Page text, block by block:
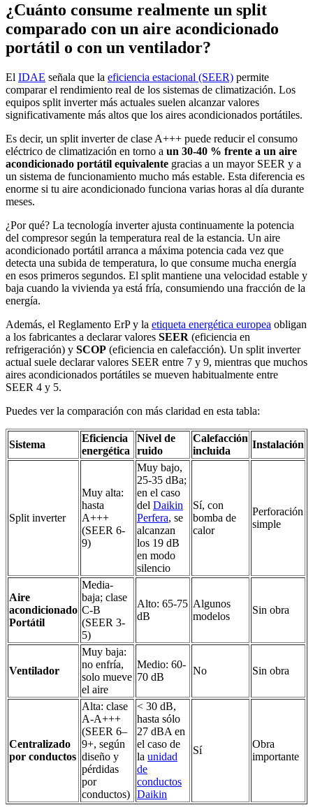
¿Cuánto consume realmente un split
comparado con un aire acondicionado
portátil o con un ventilador?
El IDAE señala que la eficiencia estacional (SEER) permite
comparar el rendimiento real de los sistemas de climatización. Los
equipos split inverter más actuales suelen alcanzar valores
significativamente más altos que los aires acondicionados portátiles.
Es decir, un split inverter de clase A+++ puede reducir el consumo
eléctrico de climatización en torno a un 30-40 % frente a un aire
acondicionado portátil equivalente gracias a un mayor SEER y a
un sistema de funcionamiento mucho más estable. Esta diferencia es
enorme si tu aire acondicionado funciona varias horas al día durante
meses.
¿Por qué? La tecnología inverter ajusta continuamente la potencia
del compresor según la temperatura real de la estancia. Un aire
acondicionado portátil arranca a máxima potencia cada vez que
detecta una subida de temperatura, lo que consume mucha energía
en esos primeros segundos. El split mantiene una velocidad estable y
baja cuando la vivienda ya está fría, consumiendo una fracción de la
energía.
Además, el Reglamento ErP y la etiqueta energética europea obligan
a los fabricantes a declarar valores SEER (eficiencia en
refrigeración) y SCOP (eficiencia en calefacción). Un split inverter
actual suele declarar valores SEER entre 7 y 9, mientras que muchos
aires acondicionados portátiles se mueven habitualmente entre
SEER 4 y 5.
Puedes ver la comparación con más claridad en esta tabla:
Sistema
Eficiencia
energética
Nivel de
ruido
Calefacción
incluida
Instalación
Split inverter
Muy alta:
hasta
A+++
(SEER 6-
9)
Muy bajo,
25-35 dBa;
en el caso
del Daikin
Perfera, se
alcanzan
los 19 dB
en modo
silencio
Sí, con
bomba de
calor
Perforación
simple
Aire
acondicionado
Portátil
Media-
baja; clase
C-B
(SEER 3-
5)
Alto: 65-75
dB
Algunos
modelos
Sin obra
Ventilador
Muy baja:
no enfría,
solo mueve
el aire
Medio: 60-
70 dB
No Sin obra
Centralizado
por conductos
Alta: clase
A-A+++
(SEER 6–
9+, según
diseño y
pérdidas
por
conductos)
< 30 dB,
hasta sólo
27 dBA en
el caso de
la unidad
de
conductos
Daikin
Sí
Obra
importante